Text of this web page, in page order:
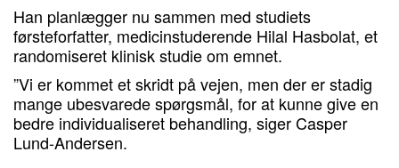
Han planlægger nu sammen med studiets
førsteforfatter, medicinstuderende Hilal Hasbolat, et
randomiseret klinisk studie om emnet.
”Vi er kommet et skridt på vejen, men der er stadig
mange ubesvarede spørgsmål, for at kunne give en
bedre individualiseret behandling, siger Casper
Lund-Andersen.